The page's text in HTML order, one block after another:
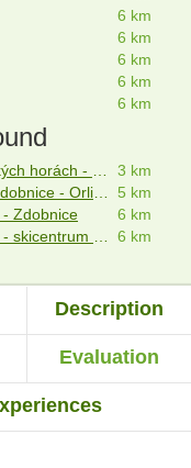
6 km
6 km
6 km
6 km
6 km
3 km
5 km
Zdobnice
6 km
6 km
Description
Evaluation